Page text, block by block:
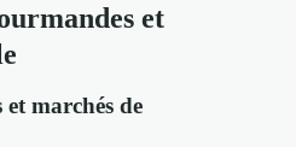
et
marchés de